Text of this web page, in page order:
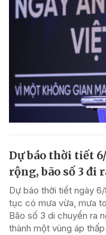
Dự báo thời tiết
rộng, bão số 3 đi
Dự báo thời tiết ngày
tục có mưa vừa, mưa
Bão số 3 di chuyển ra
thành một vùng áp